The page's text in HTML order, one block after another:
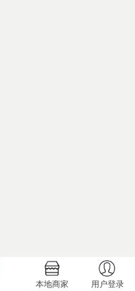
本地商家 用户登录